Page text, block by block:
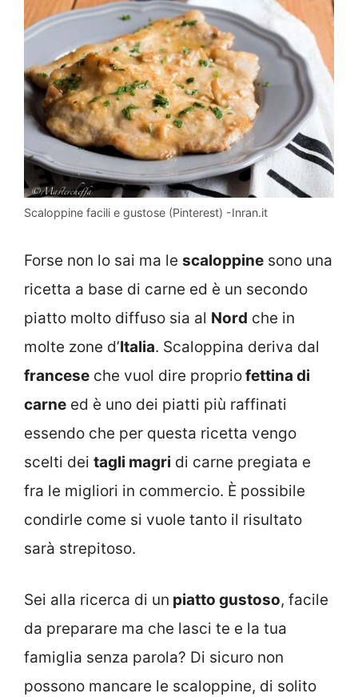
Scaloppine facili e gustose (Pinterest) -Inran.it
Forse non lo sai ma le scaloppine sono una
ricetta a base di carne ed è un secondo
piatto molto diffuso sia al Nord che in
molte zone d’Italia. Scaloppina deriva dal
francese che vuol dire propriofettina di
carne ed è uno dei piatti più raffinati
essendo che per questa ricetta vengo
scelti dei tagli magri di carne pregiata e
fra le migliori in commercio. È possibile
condirle come si vuole tanto il risultato
sarà strepitoso.
Sei alla ricerca di un piatto gustoso, facile
da preparare ma che lasci te e la tua
famiglia senza parola? Di sicuro non
possono mancare le scaloppine, di solito